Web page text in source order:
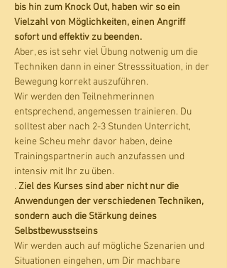
bis hin zum Knock Out, haben wir so ein
Vielzahl von Möglichkeiten, einen Angriff
sofort und effektiv zu beenden.
Aber, es ist sehr viel Übung notwenig um die
Techniken dann in einer Stresssituation, in der
Bewegung korrekt auszuführen.
Wir werden den Teilnehmerinnen
entsprechend, angemessen trainieren. Du
solltest aber nach 2-3 Stunden Unterricht,
keine Scheu mehr davor haben, deine
Trainingspartnerin auch anzufassen und
intensiv mit Ihr zu üben.
. Ziel des Kurses sind aber nicht nur die
Anwendungen der verschiedenen Techniken,
sondern auch die Stärkung deines
Selbstbewusstseins
Wir werden auch auf mögliche Szenarien und
Situationen eingehen, um Dir machbare